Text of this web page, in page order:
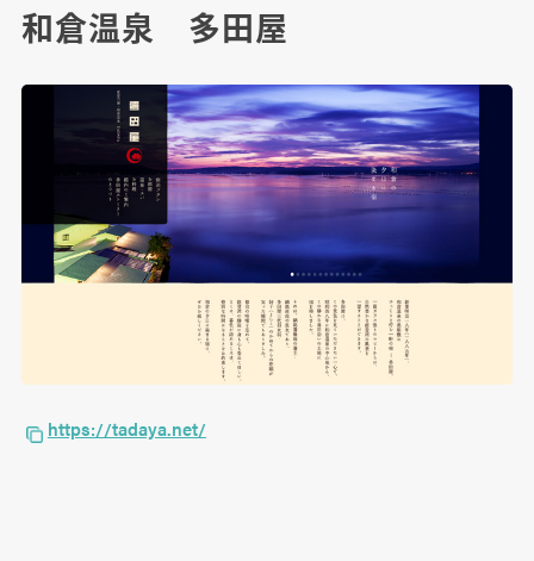
和倉温泉 多田屋
https://tadaya.net/